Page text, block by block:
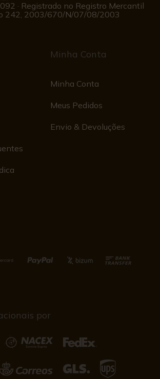
· Registrado no Registro Mercantil
242, 2003/670/N/07/08/2003
Minha Conta
Minha Conta
Meus Pedidos
Envio & Devoluções
por